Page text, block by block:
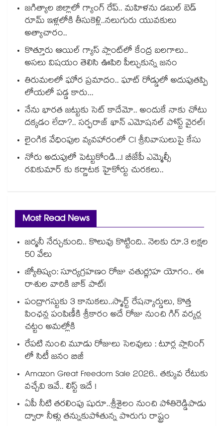
జగిత్యాల జిల్లాలో గ్యాంగ్ రేప్.. మహిళను డబుల్ బెడ్
రూమ్ ఇళ్లలోకి తీసుకెళ్లి..నలుగురు యువకులు
అత్యాచారం..
కొత్తూరు ఆయిల్ గ్యాస్⁪ ప్లాంట్⁫లో కేంద్ర బలగాలు..
అసలు విషయం తెలిసి ఊపిరి పీల్చుకున్న జనం
తిరుమలలో ఘోర ప్రమాదం.. ఘాట్ రోడ్డులో అదుపుతప్పి
లోయలో పడ్డ కారు...
నేను భారత జట్టుకు సెట్ కాదేమో.. అందుకే నాకు చోటు
దక్కడం లేదా?.. సర్ఫరాజ్ ఖాన్ ఎమోషనల్ పోస్ట్ వైరల్!
లైంగిక వేధింపుల వ్యవహారంలో CI శ్రీనివాసులుపై కేసు
నోరు అదుపులో పెట్టుకోండి...! బీజేపీ ఎమ్మెల్సీ
రవికుమార్ కు కర్ణాటక హైకోర్టు చురకలు..
Most Read News
జర్మనీ నేర్చుకుంది.. కొలువు కొట్టింది.. నెలకు రూ.3 లక్షల
50 వేలు
జ్యోతిష్యం: సూర్యగ్రహణం రోజు చతుర్గ్రహ యోగం.. ఈ
రాశుల వారికి జాక్ పాట్!
పంద్రాగస్టుకు 3 కానుకలు..స్మార్ట్ రేషన్కార్డులు, కొత్త
పింఛన్ల పంపిణీకి శ్రీకారం అదే రోజు నుంచి గిగ్ వర్కర్ల
చట్టం అమల్లోకి
రేపటి నుంచి మూడు రోజులు సెలవులు : టూర్ల ప్లానింగ్
లో సిటీ జనం బిజీ
Amazon Great Freedom Sale 2026.. తక్కువ రేటుకు
వచ్చేవి ఇవే.. లిస్ట్ ఇదే !
ఏపీ నీటి తరలింపు షురూ..శ్రీశైలం నుంచి పోతిరెడ్డిపాడు
ద్వారా నీళ్లు తన్నుకుపోతున్న పొరుగు రాష్ట్రం